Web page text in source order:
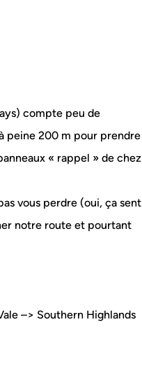
compte peu de
peine 200 m pour prendre
« rappel » de chez
vous perdre (oui, ça sent
notre route et pourtant
–> Southern Highlands